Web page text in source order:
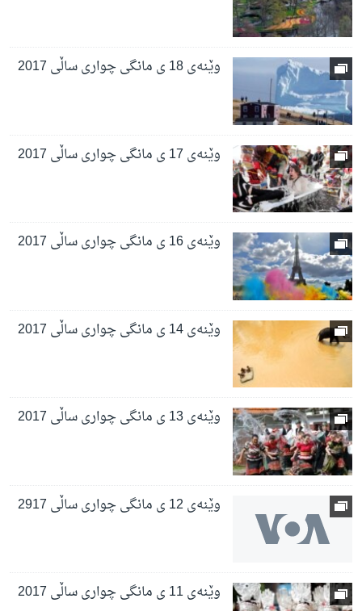
وێنەی 18 ی مانگی چواری ساڵی 2017
وێنەی 17 ی مانگی چواری ساڵی 2017
وێنەی 16 ی مانگی چواری ساڵی 2017
وێنەی 14 ی مانگی چواری ساڵی 2017
وێنەی 13 ی مانگی چواری ساڵی 2017
وێنەی 12 ی مانگی چواری ساڵی 2917
وێنەی 11 ی مانگی چواری ساڵی 2017